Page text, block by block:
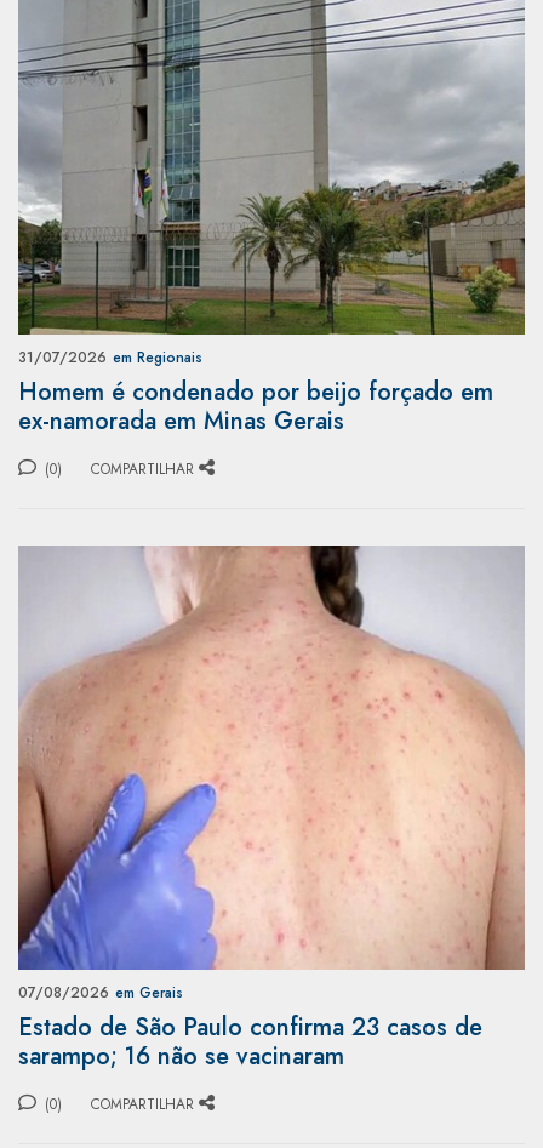
31/07/2026 em Regionais
Homem é condenado por beijo forçado em
ex-namorada em Minas Gerais
(0) COMPARTILHAR
07/08/2026 em Gerais
Estado de São Paulo confirma 23 casos de
sarampo; 16 não se vacinaram
(0) COMPARTILHAR